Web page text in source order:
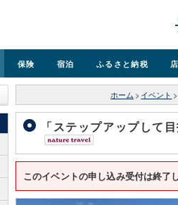
保険 宿泊 ふるさと納税
ホーム > イベント >
「ステップアップして
このイベントの申し込み受付は終了